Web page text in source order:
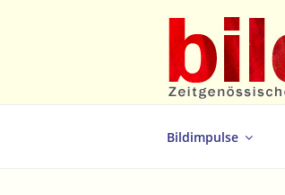
Bildimpulse